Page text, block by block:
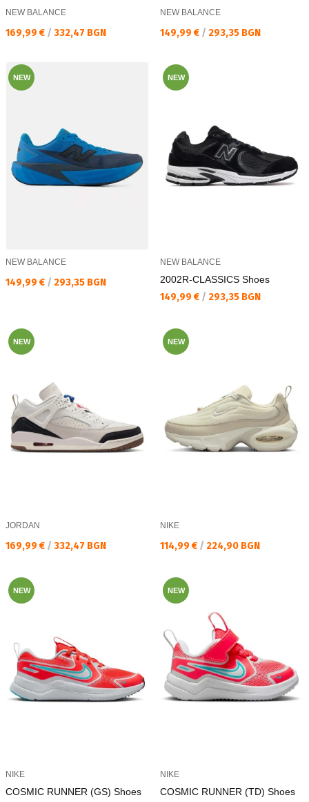
NEW BALANCE
Текуща цена:
169,99 € / 332,47 BGN
NEW BALANCE
Текуща цена:
149,99 € / 293,35 BGN
NEW
NEW BALANCE
Текуща цена:
149,99 € / 293,35 BGN
NEW
NEW BALANCE
2002R-CLASSICS Shoes
Текуща цена:
149,99 € / 293,35 BGN
NEW
JORDAN
Текуща цена:
169,99 € / 332,47 BGN
NEW
NIKE
Текуща цена:
114,99 € / 224,90 BGN
NEW
NIKE
COSMIC RUNNER (GS) Shoes
NEW
NIKE
COSMIC RUNNER (TD) Shoes